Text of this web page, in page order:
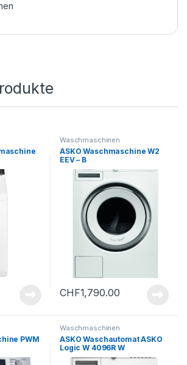
Waschmaschinen
ASKO Waschmaschine W2
EEV – B
CHF1,790.00
PWM
Waschmaschinen
ASKO Waschautomat ASKO
Logic W 4096R W